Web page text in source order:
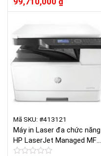
xếp
sao
Mã SKU: #413121
Máy in Laser đa chức năng
HP LaserJet Managed MFP
M436dn